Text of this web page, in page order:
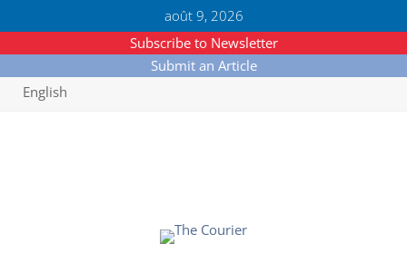
août 9, 2026
Subscribe to Newsletter
Submit an Article
English